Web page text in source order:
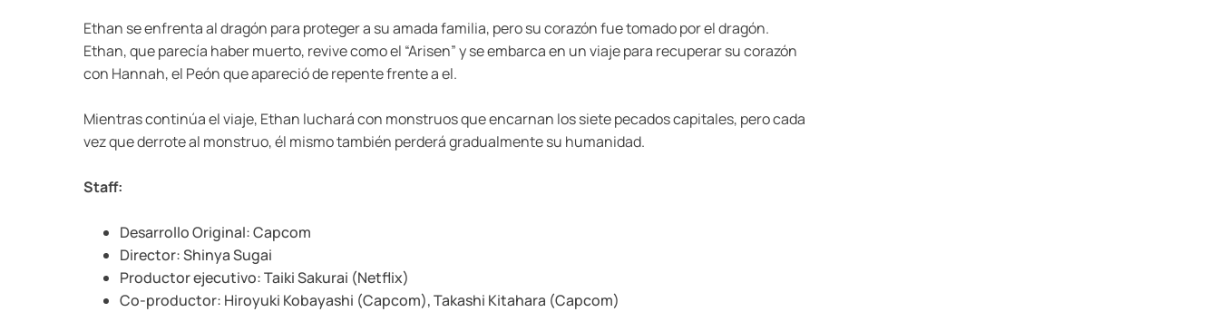
Ethan se enfrenta al dragón para proteger a su amada familia, pero su corazón fue tomado por el dragón.
Ethan, que parecía haber muerto, revive como el “Arisen” y se embarca en un viaje para recuperar su corazón
con Hannah, el Peón que apareció de repente frente a el.
Mientras continúa el viaje, Ethan luchará con monstruos que encarnan los siete pecados capitales, pero cada
vez que derrote al monstruo, él mismo también perderá gradualmente su humanidad.
Staff:
Desarrollo Original: Capcom
Director: Shinya Sugai
Productor ejecutivo: Taiki Sakurai (Netflix)
Co-productor: Hiroyuki Kobayashi (Capcom), Takashi Kitahara (Capcom)